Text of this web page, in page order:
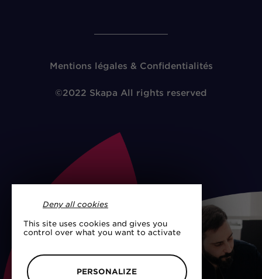
©2022 Skapa All rights reserved
Mentions légales & Confidentialités
This site uses cookies and gives you
control over what you want to activate
PERSONALIZE
Deny all cookies